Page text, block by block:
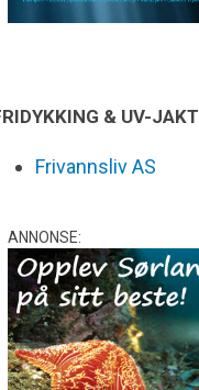
& UV-JAKT
Frivannsliv AS
ANNONSE: